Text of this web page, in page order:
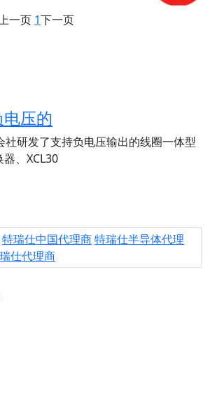
一页 1下一页
压的
社研发了支持负电压输出的线圈一体型
、XCL30
特瑞仕中国代理商特瑞仕半导体代理
仕代理商